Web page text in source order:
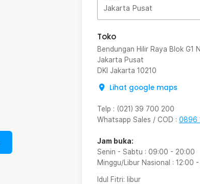
Jakarta Pusat
Toko
Bendungan Hilir Raya Blok G1
Jakarta Pusat
DKI Jakarta 10210
Lihat google maps
Telp : (021) 39 700 200
Whatsapp Sales / COD : 0896
Jam buka:
Senin - Sabtu : 09:00 - 20:00
Minggu/Libur Nasional : 12:00 -
Idul Fitri: libur